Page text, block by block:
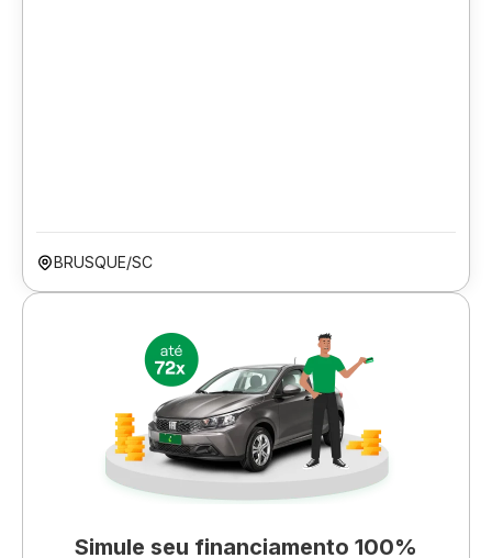
BRUSQUE/SC
Simule seu financiamento 100%